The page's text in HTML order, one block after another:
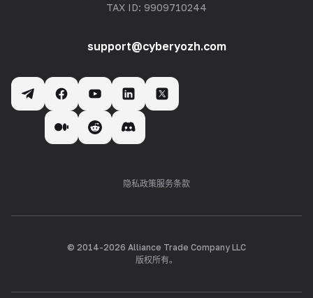
TAX ID: 9909710244
support@cyberyozh.com
隐私政策服务条款
© 2014-2026 Alliance Trade Company LLC
版权所有。